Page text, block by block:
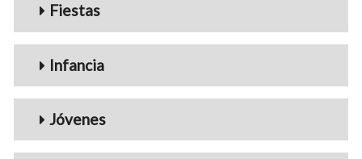
Fiestas
Infancia
Jóvenes